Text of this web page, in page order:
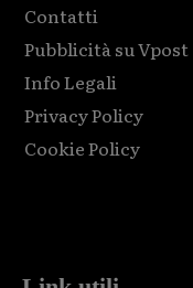
Contatti
Pubblicità su Vpost
Info Legali
Privacy Policy
Cookie Policy